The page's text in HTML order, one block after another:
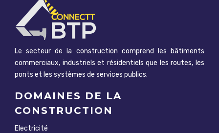
Le secteur de la construction comprend les bâtiments
commerciaux, industriels et résidentiels que les routes, les
ponts et les systèmes de services publics.
DOMAINES DE LA
CONSTRUCTION
Electricité